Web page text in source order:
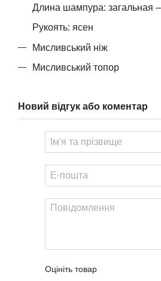
Длина шампура: загальная
Рукоять: ясен
Мисливський ніж
Мисливський топор
Новий відгук або коментар
Оцініть товар